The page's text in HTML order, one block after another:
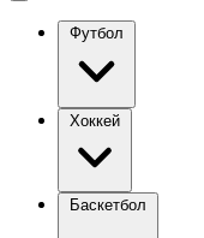
Футбол
Хоккей
Баскетбол